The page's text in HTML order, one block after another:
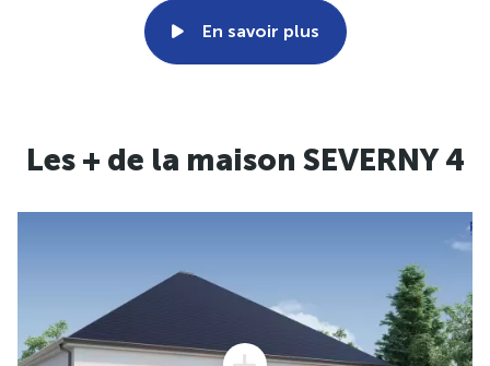
En savoir plus
Les + de la maison SEVERNY 4